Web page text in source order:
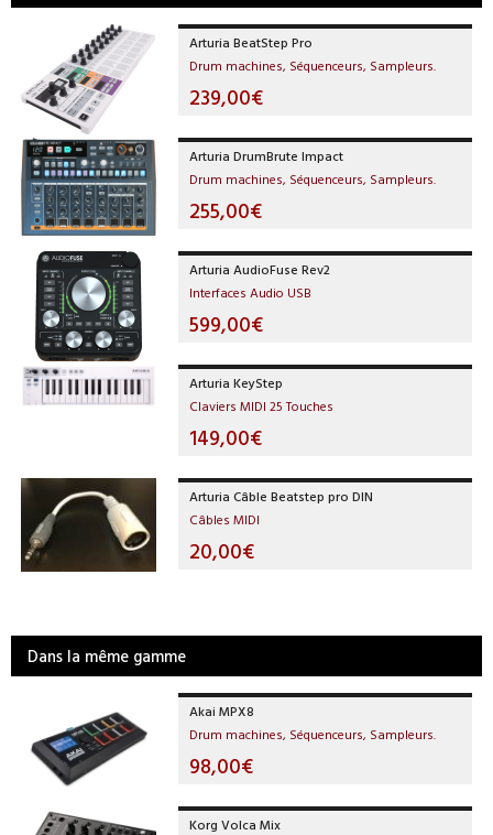
Arturia BeatStep Pro
Drum machines, Séquenceurs, Sampleurs.
239,00€
Arturia DrumBrute Impact
Drum machines, Séquenceurs, Sampleurs.
255,00€
Arturia AudioFuse Rev2
Interfaces Audio USB
599,00€
Arturia KeyStep
Claviers MIDI 25 Touches
149,00€
Arturia Câble Beatstep pro DIN
Câbles MIDI
20,00€
Dans la même gamme
Akai MPX8
Drum machines, Séquenceurs, Sampleurs.
98,00€
Korg Volca Mix